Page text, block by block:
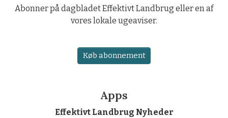
Abonner på dagbladet Effektivt Landbrug eller en af
vores lokale ugeaviser.
Køb abonnement
Apps
Effektivt Landbrug Nyheder